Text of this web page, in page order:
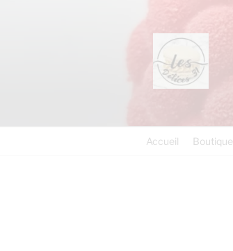
Accueil Boutique